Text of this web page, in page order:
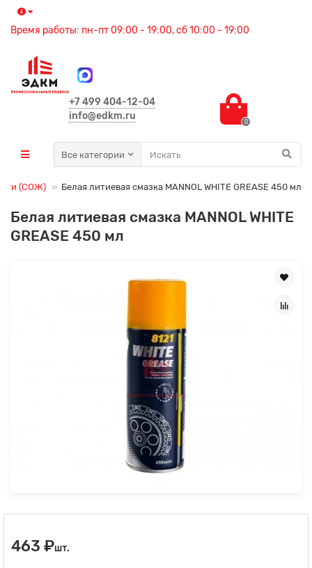
Время работы: пн-пт 09:00 - 19:00, сб 10:00 - 19:00
+7 499 404-12-04
info@edkm.ru
0
Все категории
(СОЖ) Белая литиевая смазка MANNOL WHITE GREASE 450 мл
Белая литиевая смазка MANNOL WHITE
GREASE 450 мл
463 ₽шт.